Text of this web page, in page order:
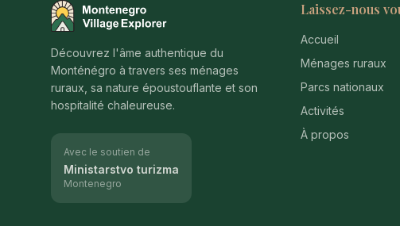
Montenegro Village Explorer
Découvrez l'âme authentique du
Monténégro à travers ses ménages
ruraux, sa nature époustouflante et son
hospitalité chaleureuse.
Avec le soutien de
Ministarstvo turizma
Montenegro
Laissez-nous
Accueil
Ménages ruraux
Parcs nationaux
Activités
À propos